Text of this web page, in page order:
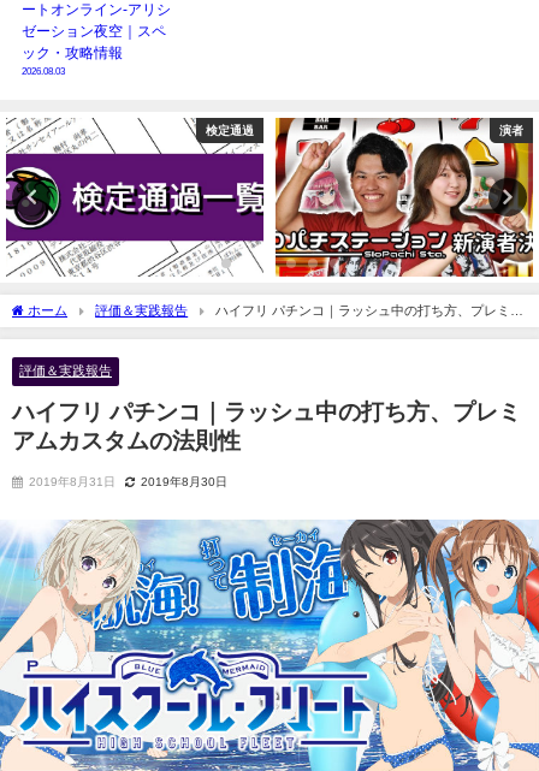
ートオンライン-アリシ
ゼーション夜空｜スペ
ック・攻略情報
2026.08.03
演者 ニュース
ホーム 評価＆実践報告
ハイフリ パチンコ｜ラッシュ中の打ち方、プレミア
ムカスタムの法則性
評価＆実践報告
ハイフリ パチンコ｜ラッシュ中の打ち方、プレミ
アムカスタムの法則性
2019年8月31日 2019年8月30日